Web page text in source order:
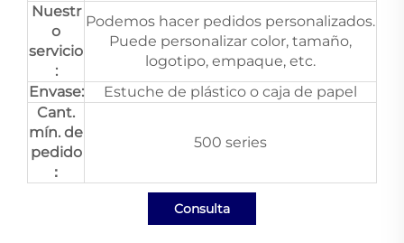
Nuestr
o
servicio
:
Podemos hacer pedidos personalizados.
Puede personalizar color, tamaño,
logotipo, empaque, etc.
Envase:
Estuche de plástico o caja de papel
Cant.
mín. de
pedido
：
500 series
Consulta